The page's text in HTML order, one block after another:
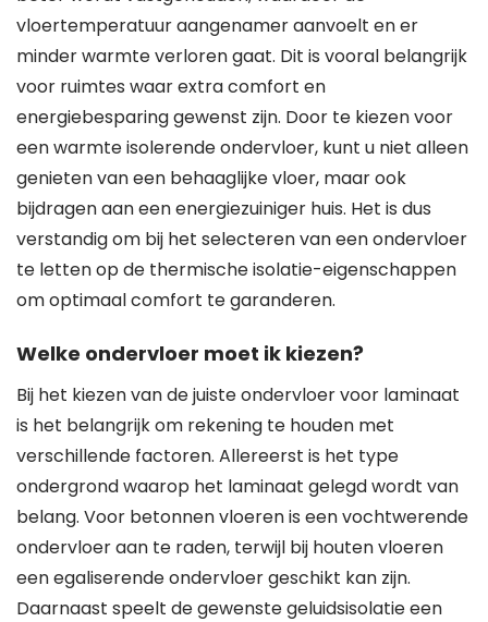
vloertemperatuur aangenamer aanvoelt en er
minder warmte verloren gaat. Dit is vooral belangrijk
voor ruimtes waar extra comfort en
energiebesparing gewenst zijn. Door te kiezen voor
een warmte isolerende ondervloer, kunt u niet alleen
genieten van een behaaglijke vloer, maar ook
bijdragen aan een energiezuiniger huis. Het is dus
verstandig om bij het selecteren van een ondervloer
te letten op de thermische isolatie-eigenschappen
om optimaal comfort te garanderen.
Welke ondervloer moet ik kiezen?
Bij het kiezen van de juiste ondervloer voor laminaat
is het belangrijk om rekening te houden met
verschillende factoren. Allereerst is het type
ondergrond waarop het laminaat gelegd wordt van
belang. Voor betonnen vloeren is een vochtwerende
ondervloer aan te raden, terwijl bij houten vloeren
een egaliserende ondervloer geschikt kan zijn.
Daarnaast speelt de gewenste geluidsisolatie een